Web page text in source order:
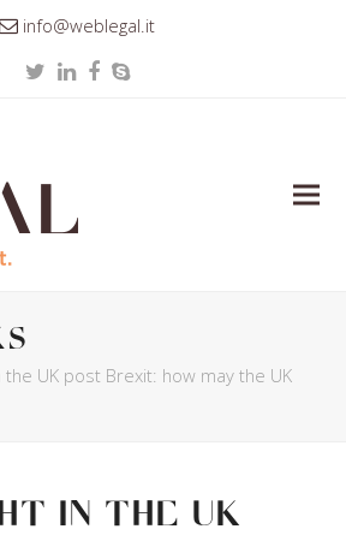
info@weblegal.it
TwitterLinkedIn
Facebook
Skype
the UK post Brexit: how may the UK
in the UK